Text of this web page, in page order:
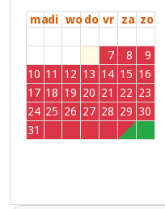
madi wodo vr za zo
6 7 8
9
10 11 12 13 14 15 16
17 18 19 20 21 22 23
24 25 26 27 28 29 30
31
5